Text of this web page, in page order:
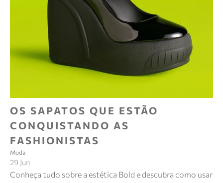
OS SAPATOS QUE ESTÃO
CONQUISTANDO AS
FASHIONISTAS
Moda
29 Jun
Conheça tudo sobre a estética Bold e descubra como usar